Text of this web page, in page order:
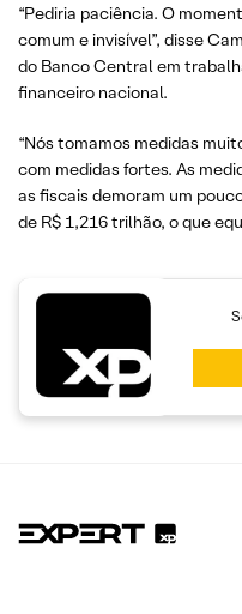
“Pediria paciência. O
comum e invisível”, disse
do Banco Central em
financeiro nacional.
“Nós tomamos medidas
com medidas fortes. As
as fiscais demoram um
de R$ 1,216 trilhão, o que